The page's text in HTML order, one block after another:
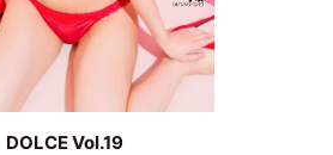
DOLCE Vol.19